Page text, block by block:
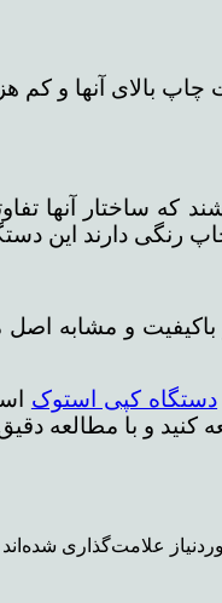
بالای آنها و کم
که ساختار آنها
رنگی دارند این
و مشابه
دستگاه کپی استوک
و با مطالعه
علامت‌گذاری شده‌اند